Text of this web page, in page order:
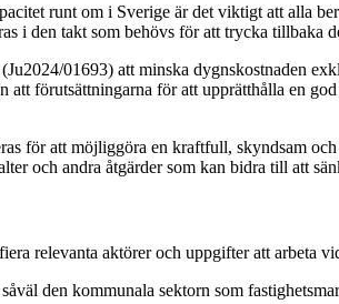
runt om i Sverige är det viktigt att alla
i den takt som behövs för att trycka tillbaka
01693) att minska dygnskostnaden
förutsättningarna för att upprätthålla en
för att möjliggöra en kraftfull, skyndsam
och andra åtgärder som kan bidra till att
relevanta aktörer och uppgifter att arbeta
den kommunala sektorn som